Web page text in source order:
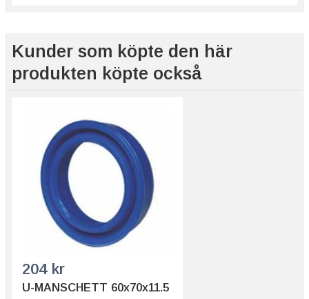
Kunder som köpte den här
produkten köpte också
U-MANSCHETT 60x70x11.5
204 kr